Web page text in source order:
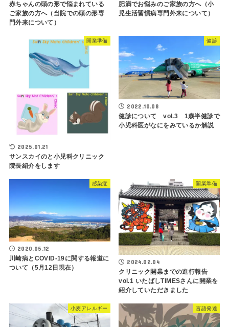
赤ちゃんの頭の形で悩まれている
ご家族の方へ（当院での頭の形専
門外来について）
肥満でお悩みのご家族の方へ（小
児生活習慣病専門外来について）
開業準備
2025.01.21
サンスカイのと小児科クリニック
院長紹介をします
健診
2022.10.08
健診について vol.3 1歳半健診で
小児科医がなにをみているか解説
感染症
2020.05.12
川崎病とCOVID-19に関する報道に
ついて（5月12日現在）
開業準備
2024.02.04
クリニック開業までの進行報告
vol.1 いたばしTIMESさんに開業を
紹介していただきました
小麦アレルギー 言語発達